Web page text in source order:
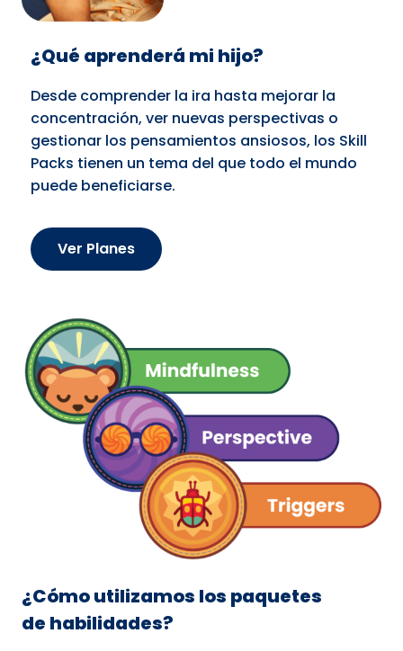
¿Qué aprenderá mi hijo?
Desde comprender la ira hasta mejorar la
concentración, ver nuevas perspectivas o
gestionar los pensamientos ansiosos, los Skill
Packs tienen un tema del que todo el mundo
puede beneficiarse.
Ver Planes
¿Cómo utilizamos los paquetes
de habilidades?